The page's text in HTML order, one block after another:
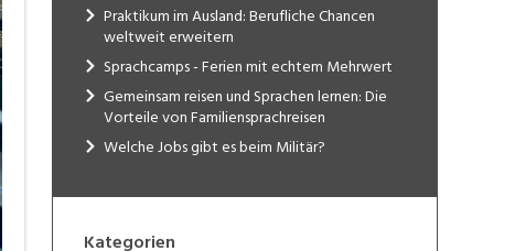
Praktikum im Ausland: Berufliche Chancen
weltweit erweitern
Sprachcamps - Ferien mit echtem Mehrwert
Gemeinsam reisen und Sprachen lernen: Die
Vorteile von Familiensprachreisen
Welche Jobs gibt es beim Militär?
Kategorien